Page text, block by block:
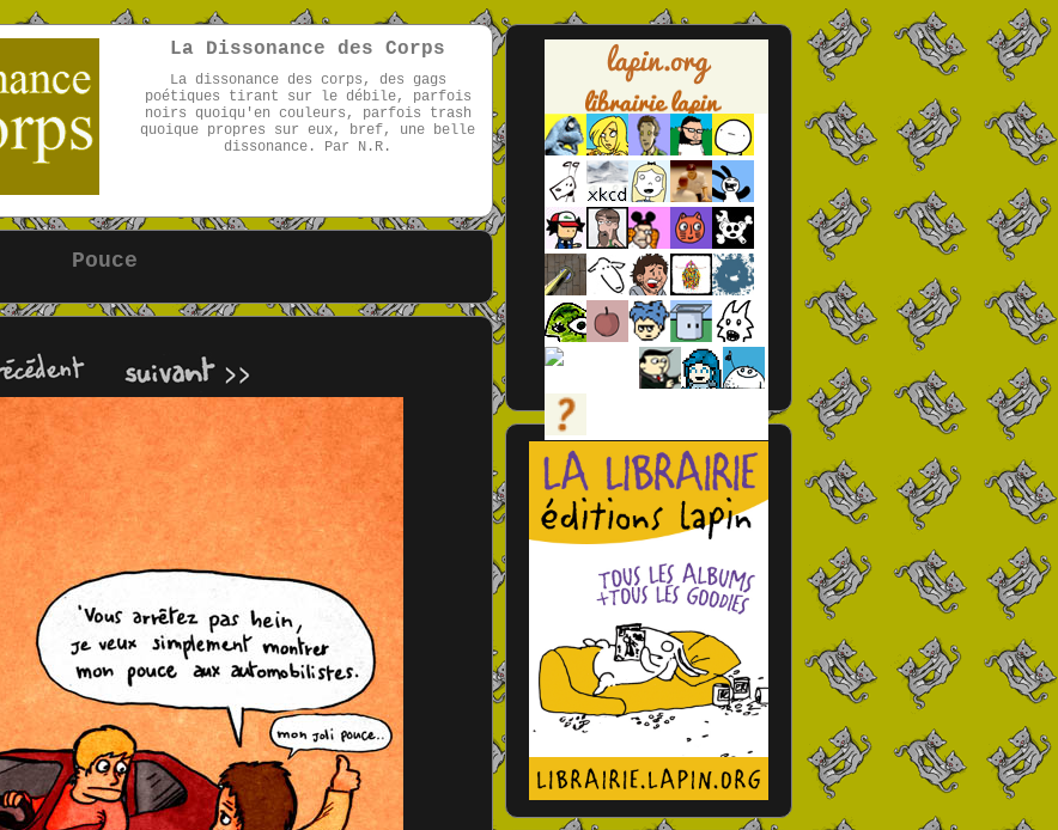
La Dissonance des Corps
La dissonance des corps, des gags
poétiques tirant sur le débile, parfois
noirs quoiqu'en couleurs, parfois trash
quoique propres sur eux, bref, une belle
dissonance. Par N.R.
Pouce